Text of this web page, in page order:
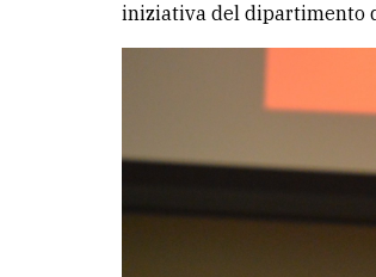
iniziativa del dipartimento